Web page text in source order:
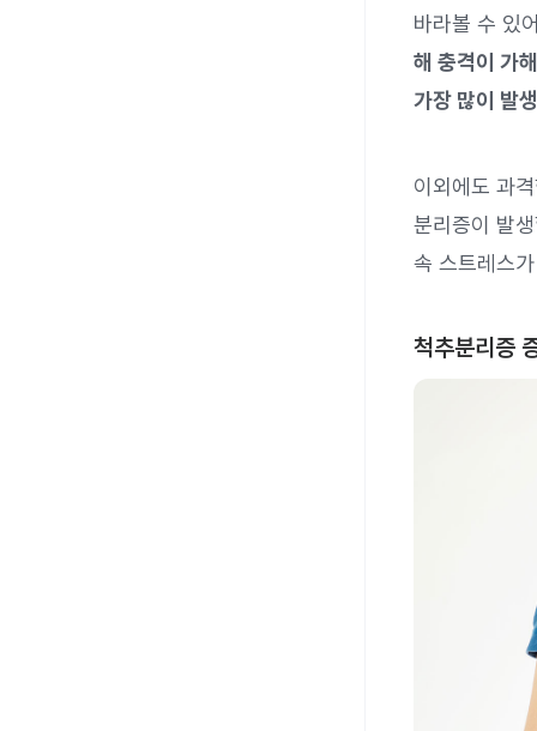
바라볼 수 있
해 충격이 가
가장 많이 발생
이외에도 과
분리증이 발
속 스트레스
척추분리증